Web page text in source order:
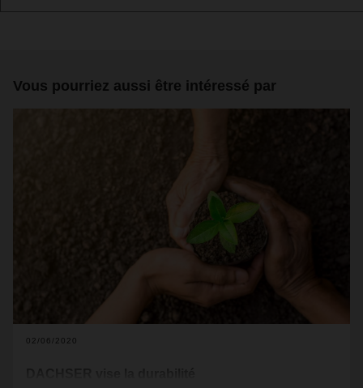
Vous pourriez aussi être intéressé par
02/06/2020